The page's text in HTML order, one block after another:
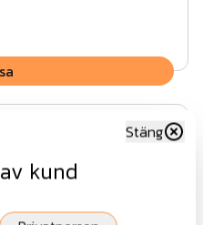
kund
Stäng